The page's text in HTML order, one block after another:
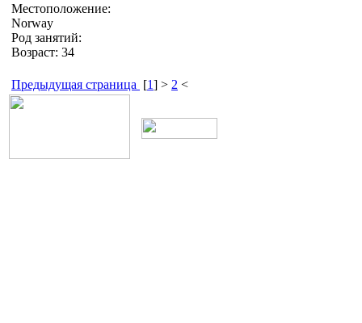
Местоположение:
Norway
Род занятий:
Возраст: 34
Предыдущая страница [1] > 2 <